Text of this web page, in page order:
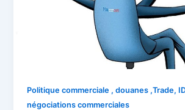
Politique commerciale , douanes ,Trade,
négociations commerciales